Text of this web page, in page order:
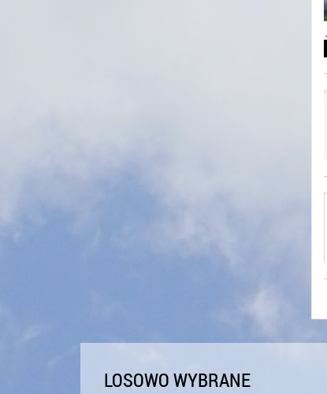
LOSOWO WYBRANE